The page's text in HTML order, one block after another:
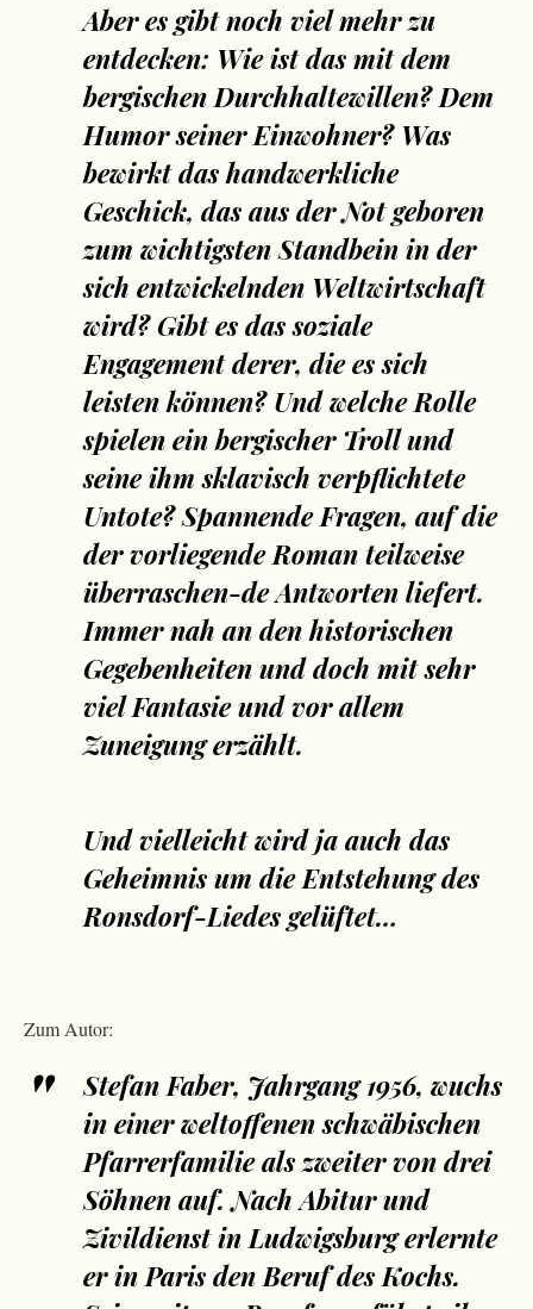
Aber es gibt noch viel mehr zu
entdecken: Wie ist das mit dem
bergischen Durchhaltewillen? Dem
Humor seiner Einwohner? Was
bewirkt das handwerkliche
Geschick, das aus der Not geboren
zum wichtigsten Standbein in der
sich entwickelnden Weltwirtschaft
wird? Gibt es das soziale
Engagement derer, die es sich
leisten können? Und welche Rolle
spielen ein bergischer Troll und
seine ihm sklavisch verpflichtete
Untote? Spannende Fragen, auf die
der vorliegende Roman teilweise
überraschen-de Antworten liefert.
Immer nah an den historischen
Gegebenheiten und doch mit sehr
viel Fantasie und vor allem
Zuneigung erzählt.
Und vielleicht wird ja auch das
Geheimnis um die Entstehung des
Ronsdorf-Liedes gelüftet…
Zum Autor:
Stefan Faber, Jahrgang 1956, wuchs
in einer weltoffenen schwäbischen
Pfarrerfamilie als zweiter von drei
Söhnen auf. Nach Abitur und
Zivildienst in Ludwigsburg erlernte
er in Paris den Beruf des Kochs.